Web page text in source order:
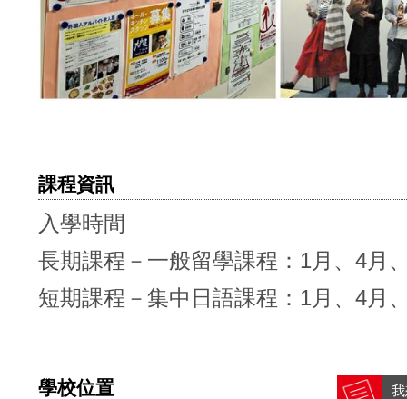
課程資訊
入學時間
長期課程－一般留學課程：1月、4月
短期課程－集中日語課程：1月、4月
學校位置